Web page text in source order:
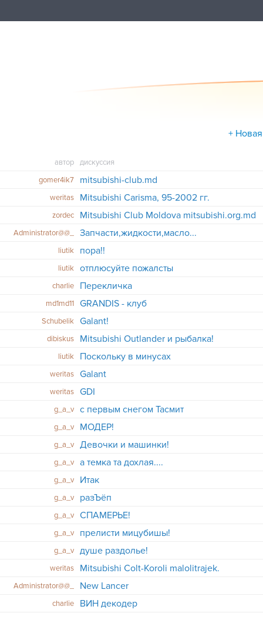
+
автор
дискуссия
gomer4ik7
mitsubishi-club.md
weritas Mitsubishi Carisma, 95-2002 гг.
zordec Mitsubishi Club Moldova mitsubishi.org.md
Administrator@@_ Запчасти,жидкости,масло...
liutik пора!!
liutik отплюсуйте пожалсты
charlie Перекличка
md1md11 GRANDIS - клуб
Schubelik Galant!
dibiskus Mitsubishi Outlander и рыбалка!
liutik Поскольку в минусах
weritas Galant
weritas GDI
g_a_v с первым снегом Тасмит
g_a_v МОДЕР!
g_a_v Девочки и машинки!
g_a_v а темка та дохлая....
g_a_v Итак
g_a_v разЪёп
g_a_v СПАМЕРЬЕ!
g_a_v прелисти мицубишы!
g_a_v душе раздолье!
weritas Mitsubishi Colt-Koroli malolitrajek.
Administrator@@_ New Lancer
charlie ВИН декодер